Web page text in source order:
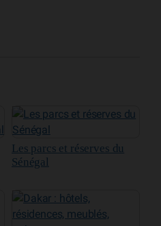
Les parcs et réserves du
Sénégal